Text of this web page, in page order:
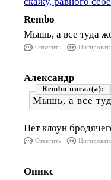
Rembo
Мышь, а все туда
Ответить
Александр
Rembo
Мышь, а все
Нет клоун
Ответить
Оникс